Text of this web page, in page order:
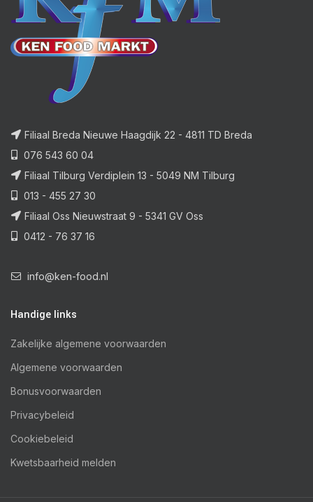
Filiaal Breda Nieuwe Haagdijk 22 - 4811 TD Breda
076 543 60 04
Filiaal Tilburg Verdiplein 13 - 5049 NM Tilburg
013 - 455 27 30
Filiaal Oss Nieuwstraat 9 - 5341 GV Oss
0412 - 76 37 16
info@ken-food.nl
Handige links
Zakelijke algemene voorwaarden
Algemene voorwaarden
Bonusvoorwaarden
Privacybeleid
Cookiebeleid
Kwetsbaarheid melden